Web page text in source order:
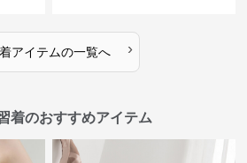
アイテムの一覧へ ›
着のおすすめアイテム